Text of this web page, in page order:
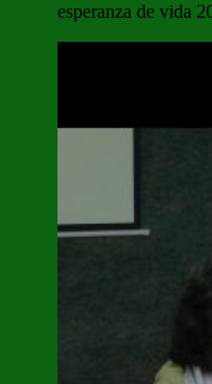
esperanza de vida